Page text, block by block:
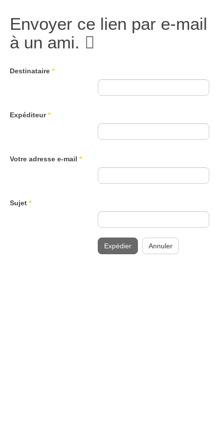
Envoyer ce lien par e-mail
à un ami.
Destinataire *
Expéditeur*
Votre adresse e-mail *
Sujet *
Expédier Annuler